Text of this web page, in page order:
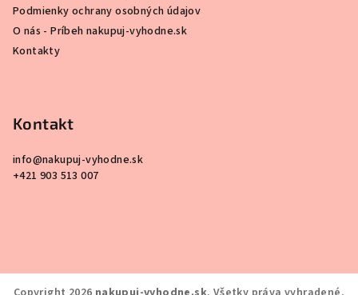
Podmienky ochrany osobných údajov
O nás - Príbeh nakupuj-vyhodne.sk
Kontakty
Kontakt
info@nakupuj-vyhodne.sk
+421 903 513 007